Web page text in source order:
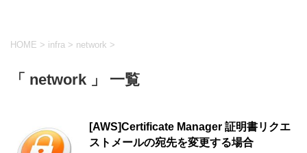
HOME > infra > network >
「 network 」 一覧
[AWS]Certificate Manager 証明書リクエ
ストメールの宛先を変更する場合